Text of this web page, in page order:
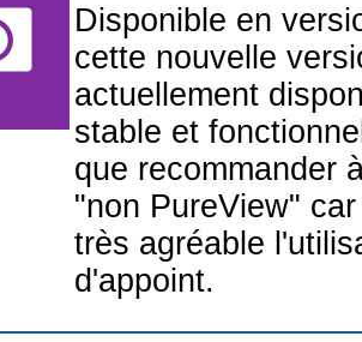
Disponible en
cette nouvelle
actuellement
stable et
que recommander
"non PureView"
très agréable
d'appoint.